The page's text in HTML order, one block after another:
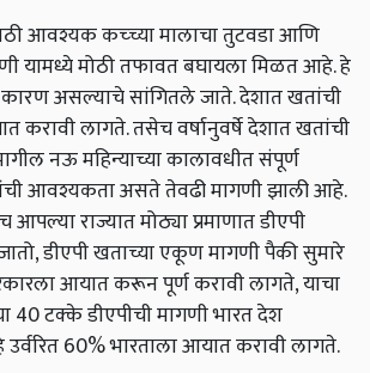
आवश्यक कच्च्या मालाचा तुटवडा आणि
यामध्ये मोठी तफावत बघायला मिळत आहे. हे
असल्याचे सांगितले जाते. देशात खतांची
करावी लागते. तसेच वर्षानुवर्षे देशात खतांची
नऊ महिन्याच्या कालावधीत संपूर्ण
आवश्यकता असते तेवढी मागणी झाली आहे.
राज्यात मोठ्या प्रमाणात डीएपी
डीएपी खताच्या एकूण मागणी पैकी सुमारे
आयात करून पूर्ण करावी लागते, याचा
40 टक्के डीएपीची मागणी भारत देश
60% भारताला आयात करावी लागते.